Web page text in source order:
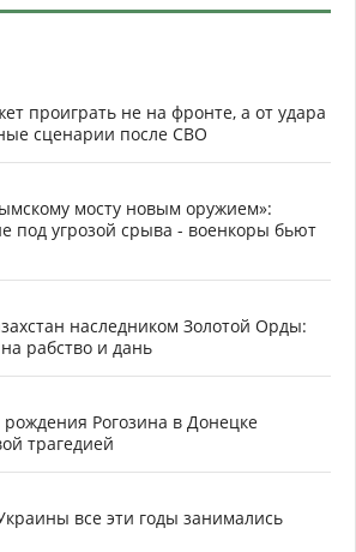
проиграть не на фронте, а от удара
сценарии после СВО
мосту новым оружием»:
под угрозой срыва - военкоры бьют
наследником Золотой Орды:
рабство и дань
Рогозина в Донецке
трагедией
все эти годы занимались